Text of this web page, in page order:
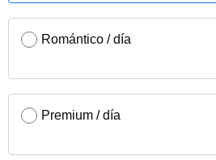
Romántico / día
Premium / día